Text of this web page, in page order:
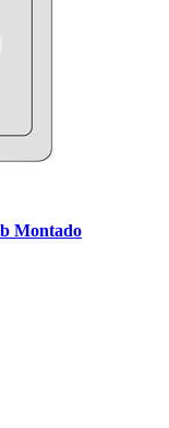
Montado